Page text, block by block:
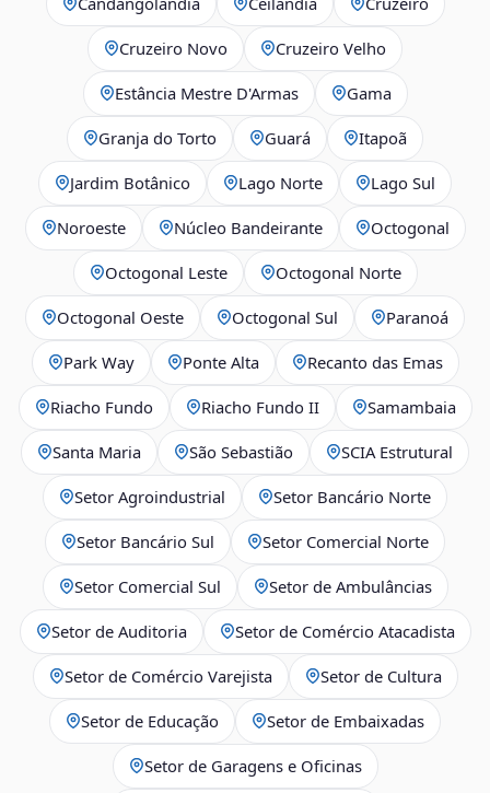
Cruzeiro Novo Cruzeiro Velho
Estância Mestre D'Armas Gama
Granja do Torto Guará Itapoã
Jardim Botânico Lago Norte Lago Sul
Noroeste Núcleo Bandeirante Octogonal
Octogonal Leste Octogonal Norte
Octogonal Oeste Octogonal Sul Paranoá
Park Way Ponte Alta Recanto das Emas
Riacho Fundo Riacho Fundo II Samambaia
Santa Maria São Sebastião SCIA Estrutural
Setor Agroindustrial Setor Bancário Norte
Setor Bancário Sul Setor Comercial Norte
Setor Comercial Sul Setor de Ambulâncias
Setor de Auditoria Setor de Comércio Atacadista
Setor de Comércio Varejista Setor de Cultura
Setor de Educação Setor de Embaixadas
Setor de Garagens e Oficinas